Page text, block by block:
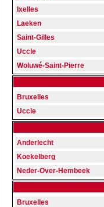
Ixelles
Laeken
Saint-Gilles
Uccle
Woluwé-Saint-Pierre
Bruxelles
Uccle
Anderlecht
Koekelberg
Neder-Over-Hembeek
Bruxelles